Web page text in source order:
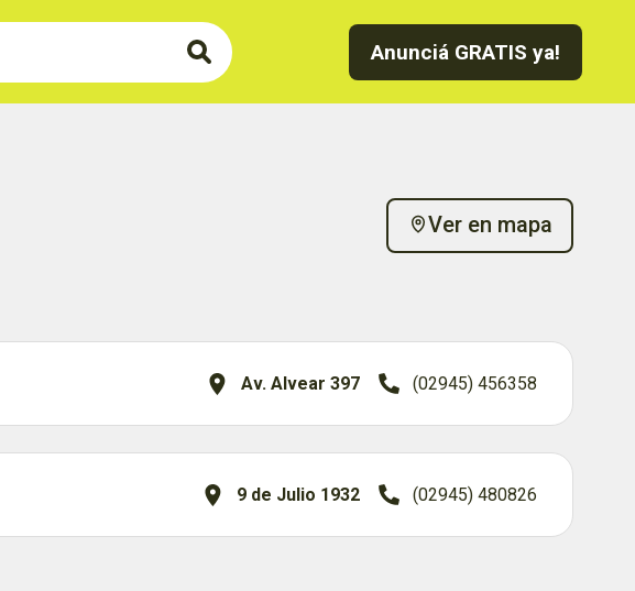
Anunciá GRATIS ya!
Ver en mapa
Av. Alvear 397 (02945) 456358
9 de Julio 1932 (02945) 480826